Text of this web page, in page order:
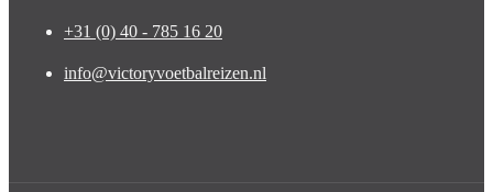
+31 (0) 40 - 785 16 20
info@victoryvoetbalreizen.nl